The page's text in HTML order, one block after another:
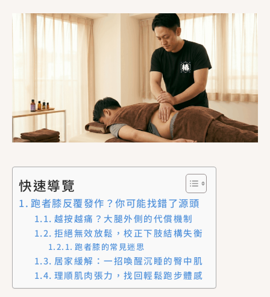
快速導覽
跑者膝反覆發作？你可能找錯了源頭
越按越痛？大腿外側的代償機制
拒絕無效放鬆，校正下肢結構失衡
跑者膝的常見迷思
居家緩解：一招喚醒沉睡的臀中肌
理順肌肉張力，找回輕鬆跑步體感